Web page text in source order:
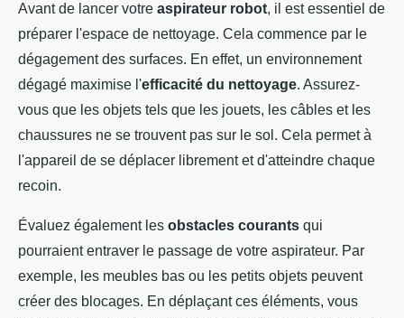
Avant de lancer votre aspirateur robot, il est essentiel de
préparer l'espace de nettoyage. Cela commence par le
dégagement des surfaces. En effet, un environnement
dégagé maximise l'efficacité du nettoyage. Assurez-
vous que les objets tels que les jouets, les câbles et les
chaussures ne se trouvent pas sur le sol. Cela permet à
l'appareil de se déplacer librement et d'atteindre chaque
recoin.
Évaluez également les obstacles courants qui
pourraient entraver le passage de votre aspirateur. Par
exemple, les meubles bas ou les petits objets peuvent
créer des blocages. En déplaçant ces éléments, vous